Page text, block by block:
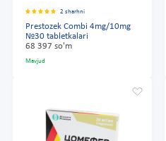
2 sharhni
Prestozek Combi 4mg/10mg
№30 tabletkalari
68 397 so'm
Mavjud